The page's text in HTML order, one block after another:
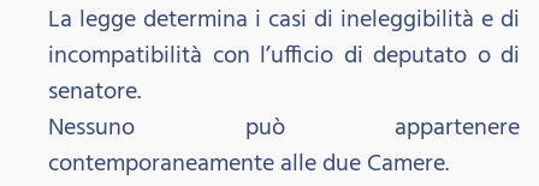
La legge determina i casi di ineleggibilità e di
incompatibilità con l’ufficio di deputato o di
senatore.
Nessuno può appartenere
contemporaneamente alle due Camere.